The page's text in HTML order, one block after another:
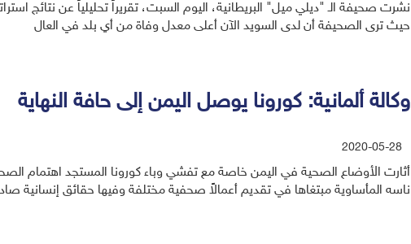
حيث ترى الصحيفة أن لدى السويد الآن أعلى معدل وفاة من أي بلد في العال
وكالة ألمانية: كورونا يوصل اليمن إلى حافة النهاية
2020-05-28
أثارت الأوضاع الصحية في اليمن خاصة مع تفشي وباء كورونا المستجد اهتمام
ناسه المأساوية مبتغاها في تقديم أعمالاً صحفية مختلفة وفيها حقائق إنسانية صاد